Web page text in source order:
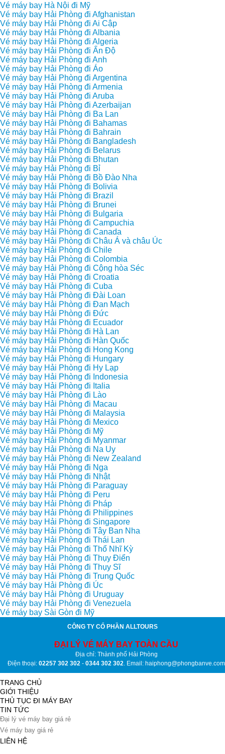
Vé máy bay Hà Nội đi Mỹ
Vé máy bay Hải Phòng đi Afghanistan
Vé máy bay Hải Phòng đi Ai Cập
Vé máy bay Hải Phòng đi Albania
Vé máy bay Hải Phòng đi Algeria
Vé máy bay Hải Phòng đi Ấn Độ
Vé máy bay Hải Phòng đi Anh
Vé máy bay Hải Phòng đi Áo
Vé máy bay Hải Phòng đi Argentina
Vé máy bay Hải Phòng đi Armenia
Vé máy bay Hải Phòng đi Aruba
Vé máy bay Hải Phòng đi Azerbaijan
Vé máy bay Hải Phòng đi Ba Lan
Vé máy bay Hải Phòng đi Bahamas
Vé máy bay Hải Phòng đi Bahrain
Vé máy bay Hải Phòng đi Bangladesh
Vé máy bay Hải Phòng đi Belarus
Vé máy bay Hải Phòng đi Bhutan
Vé máy bay Hải Phòng đi Bỉ
Vé máy bay Hải Phòng đi Bồ Đào Nha
Vé máy bay Hải Phòng đi Bolivia
Vé máy bay Hải Phòng đi Brazil
Vé máy bay Hải Phòng đi Brunei
Vé máy bay Hải Phòng đi Bulgaria
Vé máy bay Hải Phòng đi Campuchia
Vé máy bay Hải Phòng đi Canada
Vé máy bay Hải Phòng đi Châu Á và châu Úc
Vé máy bay Hải Phòng đi Chile
Vé máy bay Hải Phòng đi Colombia
Vé máy bay Hải Phòng đi Cộng hòa Séc
Vé máy bay Hải Phòng đi Croatia
Vé máy bay Hải Phòng đi Cuba
Vé máy bay Hải Phòng đi Đài Loan
Vé máy bay Hải Phòng đi Đan Mạch
Vé máy bay Hải Phòng đi Đức
Vé máy bay Hải Phòng đi Ecuador
Vé máy bay Hải Phòng đi Hà Lan
Vé máy bay Hải Phòng đi Hàn Quốc
Vé máy bay Hải Phòng đi Hong Kong
Vé máy bay Hải Phòng đi Hungary
Vé máy bay Hải Phòng đi Hy Lạp
Vé máy bay Hải Phòng đi Indonesia
Vé máy bay Hải Phòng đi Italia
Vé máy bay Hải Phòng đi Lào
Vé máy bay Hải Phòng đi Macau
Vé máy bay Hải Phòng đi Malaysia
Vé máy bay Hải Phòng đi Mexico
Vé máy bay Hải Phòng đi Mỹ
Vé máy bay Hải Phòng đi Myanmar
Vé máy bay Hải Phòng đi Na Uy
Vé máy bay Hải Phòng đi New Zealand
Vé máy bay Hải Phòng đi Nga
Vé máy bay Hải Phòng đi Nhật
Vé máy bay Hải Phòng đi Paraguay
Vé máy bay Hải Phòng đi Peru
Vé máy bay Hải Phòng đi Pháp
Vé máy bay Hải Phòng đi Philippines
Vé máy bay Hải Phòng đi Singapore
Vé máy bay Hải Phòng đi Tây Ban Nha
Vé máy bay Hải Phòng đi Thái Lan
Vé máy bay Hải Phòng đi Thổ Nhĩ Kỳ
Vé máy bay Hải Phòng đi Thụy Điển
Vé máy bay Hải Phòng đi Thụy Sĩ
Vé máy bay Hải Phòng đi Trung Quốc
Vé máy bay Hải Phòng đi Úc
Vé máy bay Hải Phòng đi Uruguay
Vé máy bay Hải Phòng đi Venezuela
Vé máy bay Sài Gòn đi Mỹ
CÔNG TY CỔ PHẦN ALLTOURS
ĐẠI LÝ VÉ MÁY BAY TOÀN CẦU
Địa chỉ: Thành phố Hải Phòng
Điện thoại: 02257 302 302 - 0344 302 302. Email: haiphong@phongbanve.com
TRANG CHỦ
GIỚI THIỆU
THỦ TỤC ĐI MÁY BAY
TIN TỨC
Đại lý vé máy bay giá rẻ
Vé máy bay giá rẻ
LIÊN HỆ